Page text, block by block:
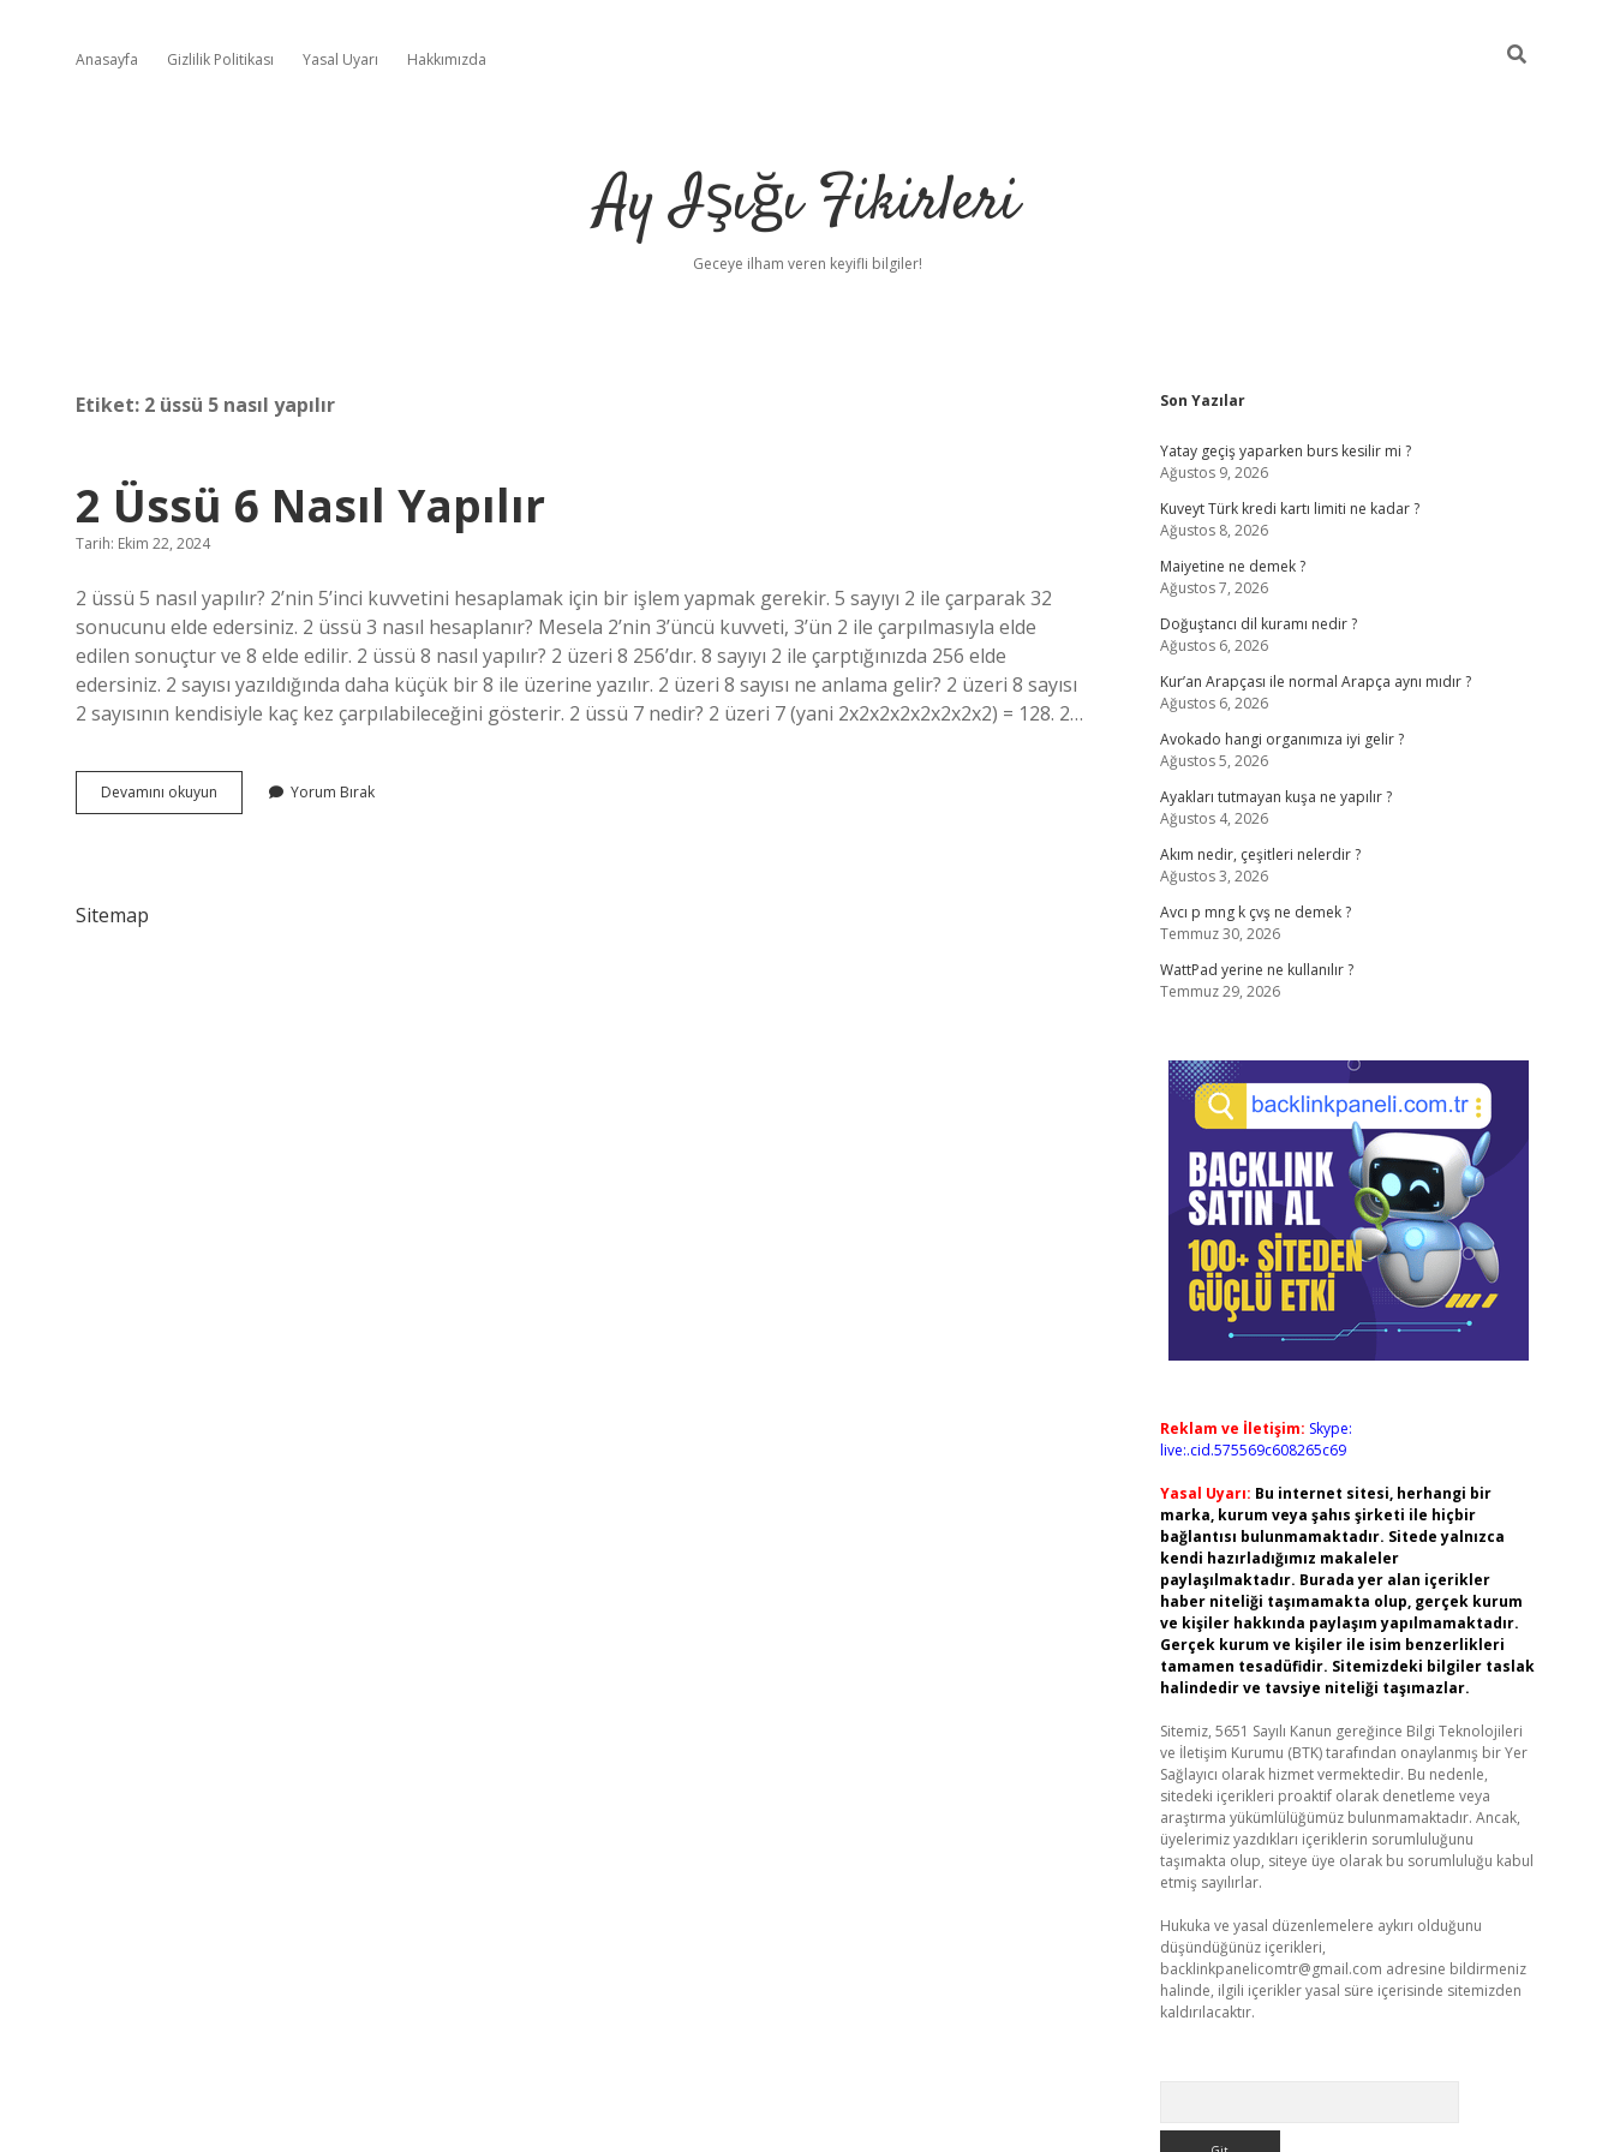
Anasayfa Gizlilik Politikası Yasal Uyarı Hakkımızda
Ay Işığı Fikirleri
Geceye ilham veren keyifli bilgiler!
Etiket: 2 üssü 5 nasıl yapılır
2 Üssü 6 Nasıl Yapılır
Tarih: Ekim 22, 2024
2 üssü 5 nasıl yapılır? 2’nin 5’inci kuvvetini hesaplamak için bir işlem yapmak gerekir. 5 sayıyı 2 ile çarparak 32
sonucunu elde edersiniz. 2 üssü 3 nasıl hesaplanır? Mesela 2’nin 3’üncü kuvveti, 3’ün 2 ile çarpılmasıyla elde
edilen sonuçtur ve 8 elde edilir. 2 üssü 8 nasıl yapılır? 2 üzeri 8 256’dır. 8 sayıyı 2 ile çarptığınızda 256 elde
edersiniz. 2 sayısı yazıldığında daha küçük bir 8 ile üzerine yazılır. 2 üzeri 8 sayısı ne anlama gelir? 2 üzeri 8 sayısı
2 sayısının kendisiyle kaç kez çarpılabileceğini gösterir. 2 üssü 7 nedir? 2 üzeri 7 (yani 2x2x2x2x2x2x2x2) = 128. 2…
Devamını okuyun
Üssü
Yorum Bırak
Sitemap
Sidebar
Son Yazılar
Yatay geçiş yaparken burs kesilir mi ?
Ağustos 9, 2026
Kuveyt Türk kredi kartı limiti ne kadar ?
Ağustos 8, 2026
Maiyetine ne demek ?
Ağustos 7, 2026
Doğuştancı dil kuramı nedir ?
Ağustos 6, 2026
Kur’an Arapçası ile normal Arapça aynı mıdır ?
Ağustos 6, 2026
Avokado hangi organımıza iyi gelir ?
Ağustos 5, 2026
Ayakları tutmayan kuşa ne yapılır ?
Ağustos 4, 2026
Akım nedir, çeşitleri nelerdir ?
Ağustos 3, 2026
Avcı p mng k çvş ne demek ?
Temmuz 30, 2026
WattPad yerine ne kullanılır ?
Temmuz 29, 2026
Reklam ve İletişim: Skype:
live:.cid.575569c608265c69
Yasal Uyarı: Bu internet sitesi, herhangi bir
marka, kurum veya şahıs şirketi ile hiçbir
bağlantısı bulunmamaktadır. Sitede yalnızca
kendi hazırladığımız makaleler
paylaşılmaktadır. Burada yer alan içerikler
haber niteliği taşımamakta olup, gerçek kurum
ve kişiler hakkında paylaşım yapılmamaktadır.
Gerçek kurum ve kişiler ile isim benzerlikleri
tamamen tesadüfidir. Sitemizdeki bilgiler taslak
halindedir ve tavsiye niteliği taşımazlar.
Sitemiz, 5651 Sayılı Kanun gereğince Bilgi Teknolojileri
ve İletişim Kurumu (BTK) tarafından onaylanmış bir Yer
Sağlayıcı olarak hizmet vermektedir. Bu nedenle,
sitedeki içerikleri proaktif olarak denetleme veya
araştırma yükümlülüğümüz bulunmamaktadır. Ancak,
üyelerimiz yazdıkları içeriklerin sorumluluğunu
taşımakta olup, siteye üye olarak bu sorumluluğu kabul
etmiş sayılırlar.
Hukuka ve yasal düzenlemelere aykırı olduğunu
düşündüğünüz içerikleri,
backlinkpanelicomtr@gmail.com adresine bildirmeniz
halinde, ilgili içerikler yasal süre içerisinde sitemizden
kaldırılacaktır.